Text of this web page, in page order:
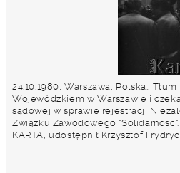
24.10.1980, Warszawa, Polska..
Wojewódzkiem w Warszawie i
sądowej w sprawie rejestracji
Związku Zawodowego
KARTA, udostępnił Krzysztof